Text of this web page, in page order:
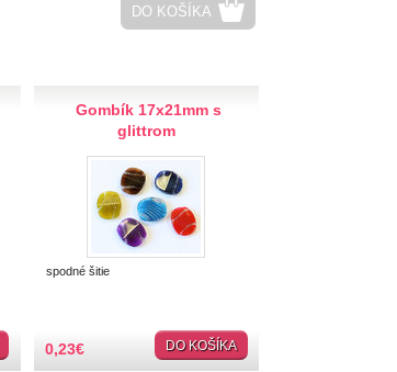
DO KOŠÍKA
Gombík 17x21mm s
glittrom
spodné šitie
0,23€ DO KOŠÍKA